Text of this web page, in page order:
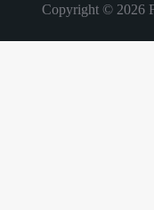
Copyright © 2026